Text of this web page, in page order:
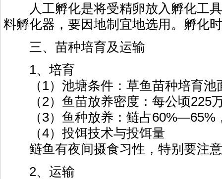
人工孵化是将受精卵放入孵化工具
料孵化器，要因地制宜地选用。孵化
三、苗种培育及运输
1、培育
（1）池塘条件：草鱼苗种培育池
（2）鱼苗放养密度：每公顷225
（3）鱼种放养：鲢占60%—65%，
（4）投饵技术与投饵量
鲢鱼有夜间摄食习性，特别要注意
2、运输